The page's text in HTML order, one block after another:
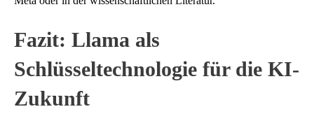
Fazit: Llama als
Schlüsseltechnologie für die KI-
Zukunft